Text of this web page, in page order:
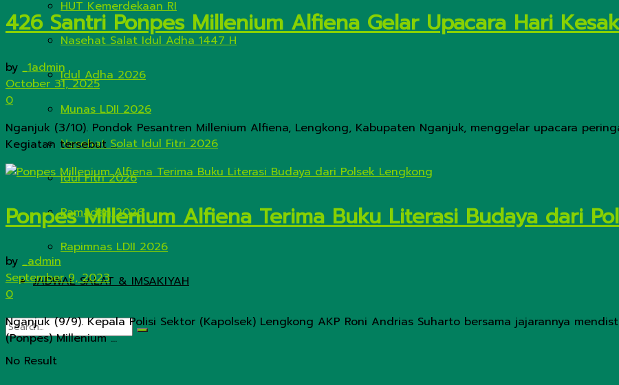
HUT Kemerdekaan RI
Nasehat Salat Idul Adha 1447 H
Idul Adha 2026
Munas LDII 2026
Nasehat Solat Idul Fitri 2026
Idul Fitri 2026
Ramadan 2026
Rapimnas LDII 2026
JADWAL SALAT & IMSAKIYAH
No Result
426 Santri Ponpes Millenium Alfiena Gelar Upacara Hari
by _1admin
October 31, 2025
0
Nganjuk (3/10). Pondok Pesantren Millenium Alfiena, Lengkong, Kabupaten Nganjuk, menggelar upacara
Kegiatan tersebut ...
Ponpes Millenium Alfiena Terima Buku Literasi Budaya dari
by _admin
September 9, 2023
0
Nganjuk (9/9). Kepala Polisi Sektor (Kapolsek) Lengkong AKP Roni Andrias Suharto bersama jajarannya
(Ponpes) Millenium ...